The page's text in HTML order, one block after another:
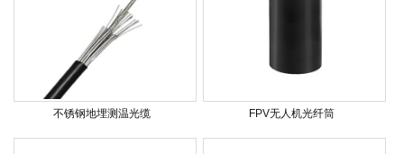
不锈钢地埋测温光缆 FPV无人机光纤筒